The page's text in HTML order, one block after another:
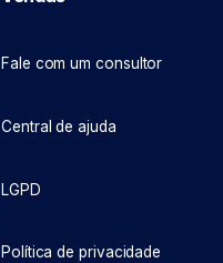
Fale com um consultor
Central de ajuda
LGPD
Política de privacidade